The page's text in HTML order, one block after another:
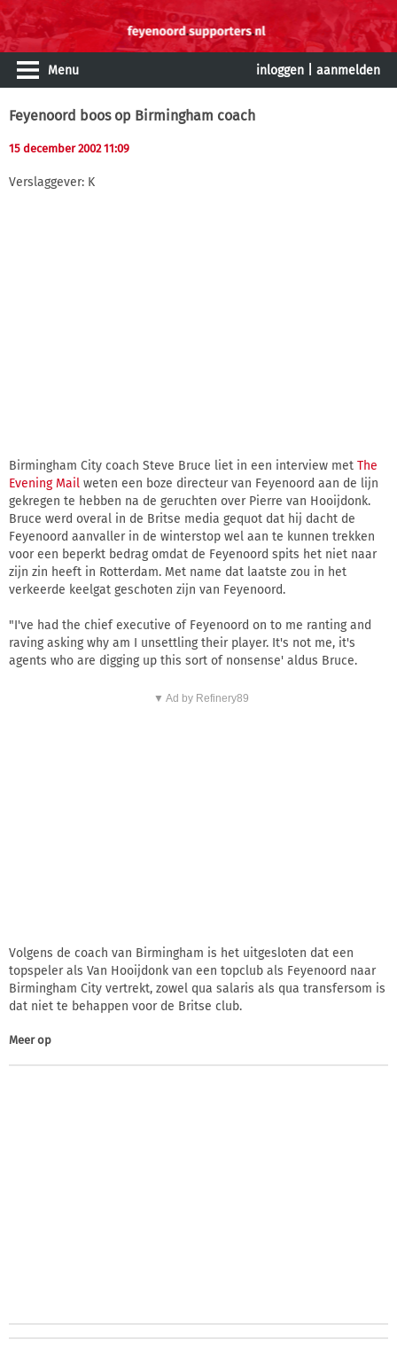
Menu inloggen aanmelden
Feyenoord boos op Birmingham coach
15 december 2002 11:09
Verslaggever: K
Birmingham City coach Steve Bruce liet in een interview met The
Evening Mail weten een boze directeur van Feyenoord aan de lijn
gekregen te hebben na de geruchten over Pierre van Hooijdonk.
Bruce werd overal in de Britse media gequot dat hij dacht de
Feyenoord aanvaller in de winterstop wel aan te kunnen trekken
voor een beperkt bedrag omdat de Feyenoord spits het niet naar
zijn zin heeft in Rotterdam. Met name dat laatste zou in het
verkeerde keelgat geschoten zijn van Feyenoord.
"I've had the chief executive of Feyenoord on to me ranting and
raving asking why am I unsettling their player. It's not me, it's
agents who are digging up this sort of nonsense' aldus Bruce.
▼ Ad by Refinery89
Volgens de coach van Birmingham is het uitgesloten dat een
topspeler als Van Hooijdonk van een topclub als Feyenoord naar
Birmingham City vertrekt, zowel qua salaris als qua transfersom is
dat niet te behappen voor de Britse club.
Meer op